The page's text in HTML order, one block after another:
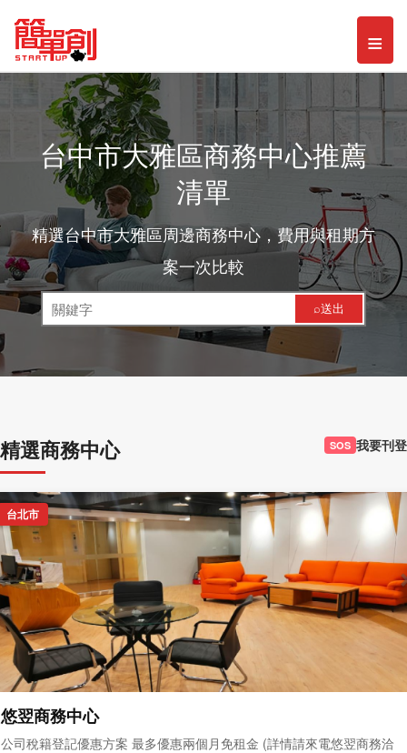
≡
台中市大雅區商務中心推薦
清單
精選台中市大雅區周邊商務中心，費用與租期方
案一次比較
⌕送出
精選商務中心 SOS 我要刊登
台北市
悠翌商務中心
公司稅籍登記優惠方案 最多優惠兩個月免租金 (詳情請來電悠翌商務洽